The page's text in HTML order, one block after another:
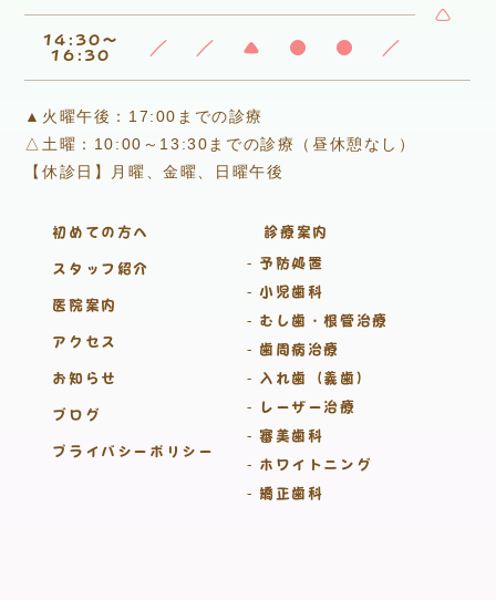
△
14:30～
16:30
／ ／ ▲ ● ● ／
▲火曜午後：17:00までの診療
△土曜：10:00～13:30までの診療（昼休憩なし）
【休診日】月曜、金曜、日曜午後
初めての方へ
スタッフ紹介
医院案内
アクセス
お知らせ
ブログ
プライバシーポリシー
診療案内
予防処置
小児歯科
むし歯・根管治療
歯周病治療
入れ歯（義歯）
レーザー治療
審美歯科
ホワイトニング
矯正歯科